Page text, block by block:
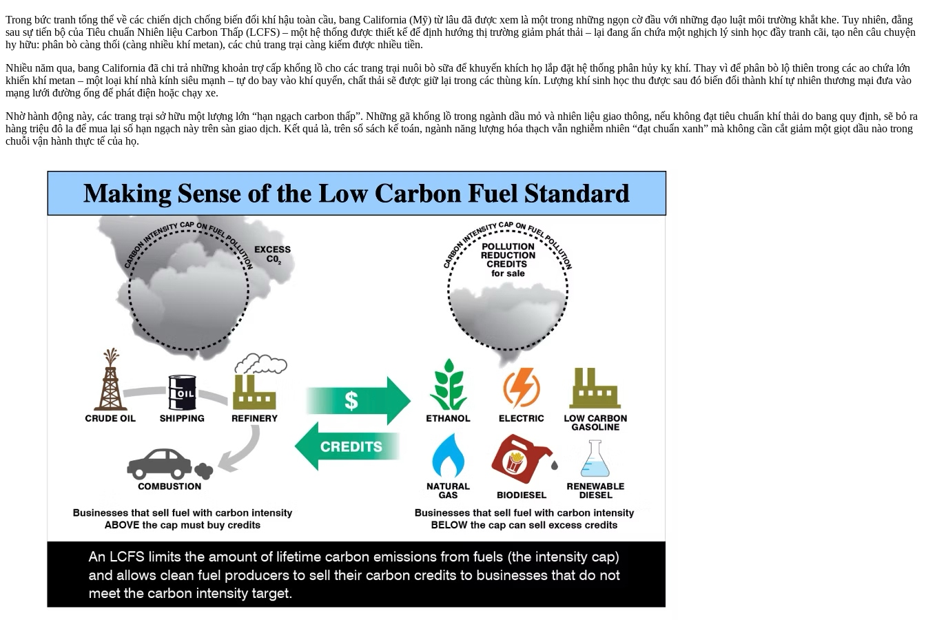
Trong bức tranh tổng thể về các chiến dịch chống biến đổi khí hậu toàn cầu, bang California (Mỹ) từ lâu đã được xem là một trong những ngọn cờ đầu với những đạo luật môi trường khắt khe. Tuy nhiên, đằng
sau sự tiến bộ của Tiêu chuẩn Nhiên liệu Carbon Thấp (LCFS) – một hệ thống được thiết kế để định hướng thị trường giảm phát thải – lại đang ẩn chứa một nghịch lý sinh học đầy tranh cãi, tạo nên câu chuyện
hy hữu: phân bò càng thối (càng nhiều khí metan), các chủ trang trại càng kiếm được nhiều tiền.
Nhiều năm qua, bang California đã chi trả những khoản trợ cấp khổng lồ cho các trang trại nuôi bò sữa để khuyến khích họ lắp đặt hệ thống phân hủy kỵ khí. Thay vì để phân bò lộ thiên trong các ao chứa lớn
khiến khí metan – một loại khí nhà kính siêu mạnh – tự do bay vào khí quyển, chất thải sẽ được giữ lại trong các thùng kín. Lượng khí sinh học thu được sau đó biến đổi thành khí tự nhiên thương mại đưa vào
mạng lưới đường ống để phát điện hoặc chạy xe.
Nhờ hành động này, các trang trại sở hữu một lượng lớn “hạn ngạch carbon thấp”. Những gã khổng lồ trong ngành dầu mỏ và nhiên liệu giao thông, nếu không đạt tiêu chuẩn khí thải do bang quy định, sẽ bỏ ra
hàng triệu đô la để mua lại số hạn ngạch này trên sàn giao dịch. Kết quả là, trên sổ sách kế toán, ngành năng lượng hóa thạch vẫn nghiễm nhiên “đạt chuẩn xanh” mà không cần cắt giảm một giọt dầu nào trong
chuỗi vận hành thực tế của họ.